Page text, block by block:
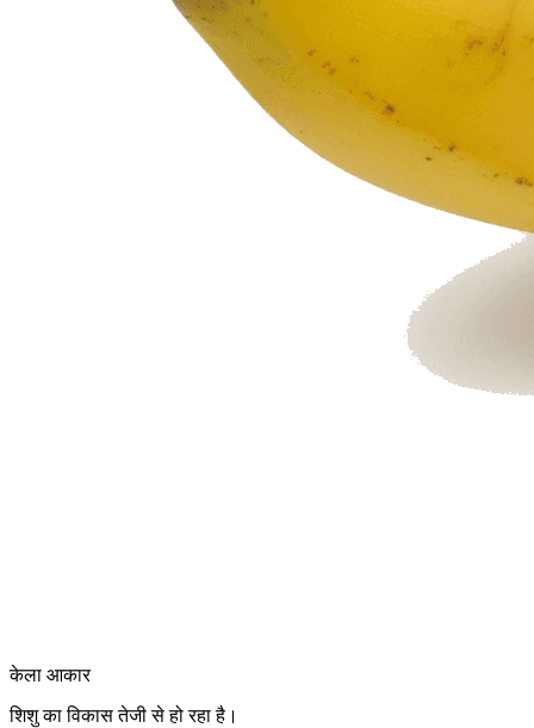
केला आकार
शिशु का विकास तेजी से हो रहा है।